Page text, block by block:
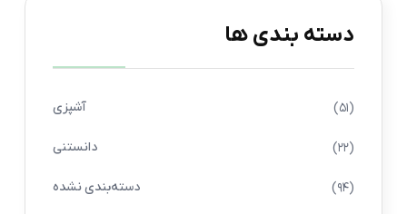
دسته بندی ها
آشپزی (51)
دانستنی (22)
دسته‌بندی نشده (94)